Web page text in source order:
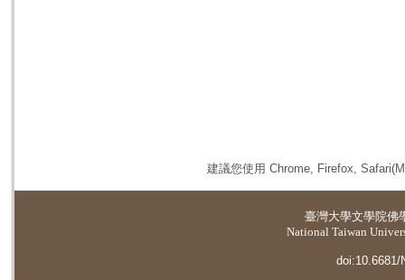
建議您使用 Chrome, Firefox,
臺灣大學文學院佛
National Taiwan
doi:10.6681/